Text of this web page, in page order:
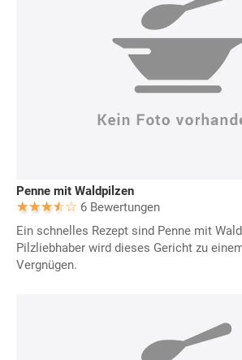
Penne mit Waldpilzen
6 Bewertungen
Ein schnelles Rezept sind Penne mit
Pilzliebhaber wird dieses Gericht zu
Vergnügen.